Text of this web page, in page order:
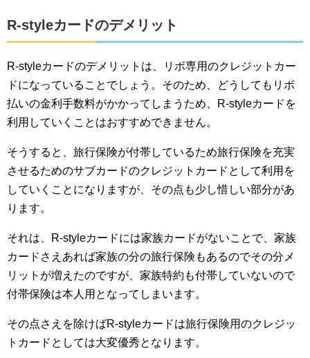
R-styleカードのデメリット
R-styleカードのデメリットは、リボ専用のクレジットカー
ドになっていることでしょう。そのため、どうしてもリボ
払いの金利手数料がかかってしまうため、R-styleカードを
利用していくことはおすすめできません。
そうすると、旅行保険が付帯しているため旅行保険を充実
させるためのサブカードのクレジットカードとして利用を
していくことになりますが、その点も少し惜しい部分があ
ります。
それは、R-styleカードには家族カードがないことで、家族
カードさえあれば家族の分の旅行保険もあるのでその分メ
リットが増えたのですが、家族特約も付帯していないので
付帯保険は本人用となってしまいます。
その点さえを除けばR-styleカードは旅行保険用のクレジッ
トカードとしては大変優秀となります。